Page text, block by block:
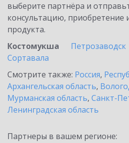
выберите партнёра и
консультацию, приобретение
продукта.
Костомукша
Петрозаводск
Сортавала
Смотрите также: Россия,
Архангельская область,
Мурманская область, Санкт-
Ленинградская область
Партнеры в вашем регионе: